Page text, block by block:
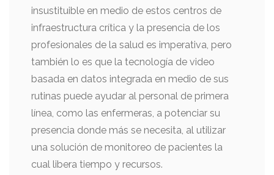
insustituible en medio de estos centros de
infraestructura crítica y la presencia de los
profesionales de la salud es imperativa, pero
también lo es que la tecnología de video
basada en datos integrada en medio de sus
rutinas puede ayudar al personal de primera
línea, como las enfermeras, a potenciar su
presencia donde más se necesita, al utilizar
una solución de monitoreo de pacientes la
cual libera tiempo y recursos.